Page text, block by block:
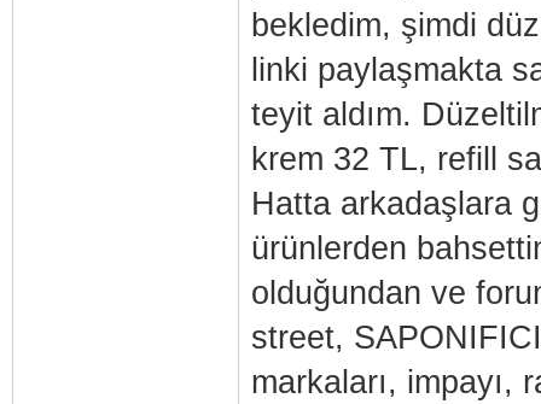
bekledim, şimdi
linki paylaşmakta
teyit aldım.
krem 32 TL, refill
Hatta arkadaşlara
ürünlerden
olduğundan ve
street,
markaları, impayı,